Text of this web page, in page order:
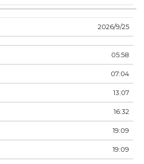
25‏‏/9‏‏/2026
05:58
07:04
13:07
16:32
19:09
19:09